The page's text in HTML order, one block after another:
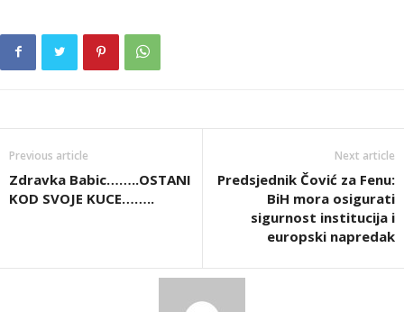
Previous article
Zdravka Babic……..OSTANI
KOD SVOJE KUCE……..
Next article
Predsjednik Čović za Fenu:
BiH mora osigurati
sigurnost institucija i
europski napredak